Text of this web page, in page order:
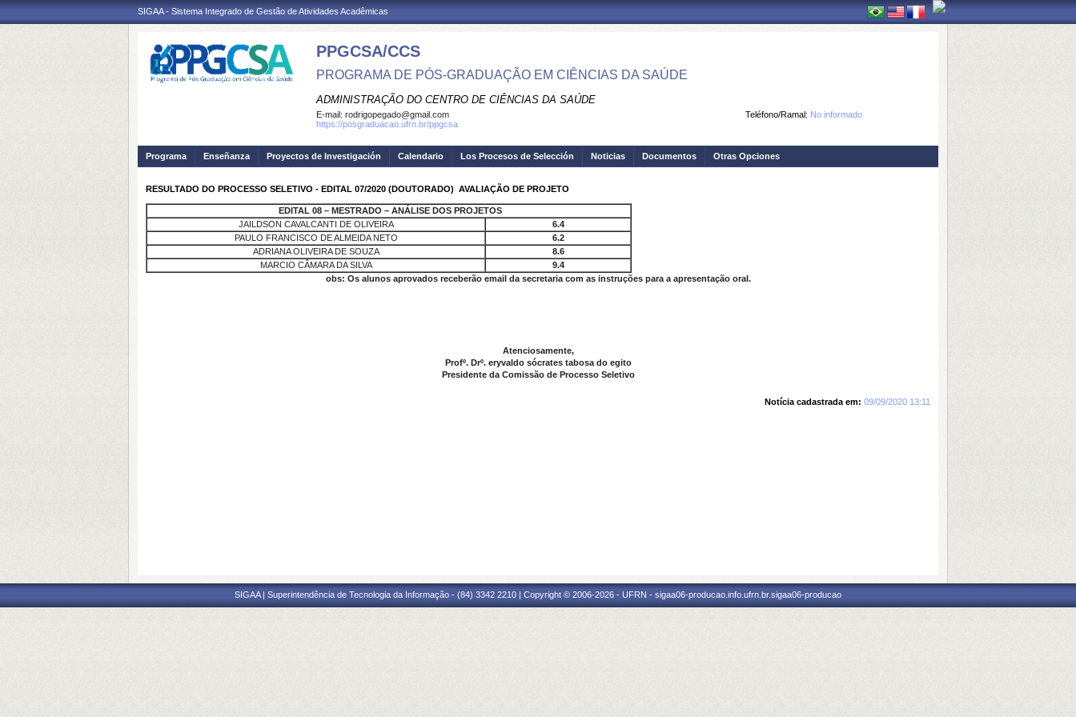
SIGAA - Sistema Integrado de Gestão de Atividades Acadêmicas
PPGCSA/CCS
PROGRAMA DE PÓS-GRADUAÇÃO EM CIÊNCIAS DA SAÚDE
ADMINISTRAÇÃO DO CENTRO DE CIÊNCIAS DA SAÚDE
Teléfono/Ramal: No informado
E-mail: rodrigopegado@gmail.com
https://posgraduacao.ufrn.br/ppgcsa
Programa Enseñanza Proyectos de Investigación Calendario Los Procesos de Selección Noticias Documentos Otras Opciones
RESULTADO DO PROCESSO SELETIVO - EDITAL 07/2020 (DOUTORADO)  AVALIAÇÃO DE PROJETO
EDITAL 08 – MESTRADO – ANÁLISE DOS PROJETOS
JAILDSON CAVALCANTI DE OLIVEIRA
6.4
PAULO FRANCISCO DE ALMEIDA NETO
6.2
ADRIANA OLIVEIRA DE SOUZA
8.6
MARCIO CÂMARA DA SILVA
9.4
obs: Os alunos aprovados receberão email da secretaria com as instruções para a apresentação oral.
Atenciosamente,
Profº. Drº. eryvaldo sócrates tabosa do egito
Presidente da Comissão de Processo Seletivo
Notícia cadastrada em: 09/09/2020 13:11
SIGAA | Superintendência de Tecnologia da Informação - (84) 3342 2210 | Copyright © 2006-2026 - UFRN - sigaa06-producao.info.ufrn.br.sigaa06-producao